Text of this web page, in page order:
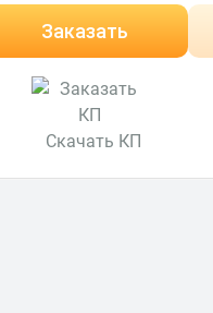
Заказать
Скачать КП